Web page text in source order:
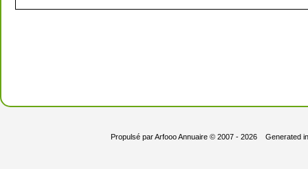
Propulsé parArfooo Annuaire© 2007 - 2026 Generated